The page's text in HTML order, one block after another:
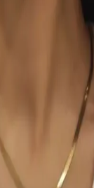
Trend El
İnceleme ve
renkli lif seti,
uygun,
sunuyor.
anti-
iki hafta içinde